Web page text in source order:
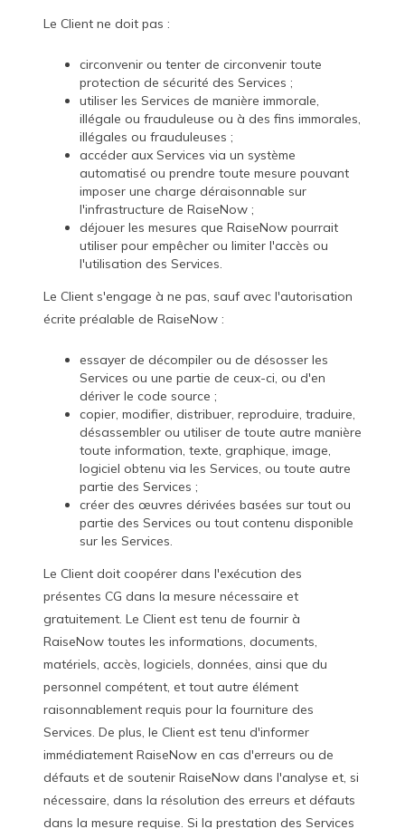
Le Client ne doit pas :
circonvenir ou tenter de circonvenir toute
protection de sécurité des Services ;
utiliser les Services de manière immorale,
illégale ou frauduleuse ou à des fins immorales,
illégales ou frauduleuses ;
accéder aux Services via un système
automatisé ou prendre toute mesure pouvant
imposer une charge déraisonnable sur
l'infrastructure de RaiseNow ;
déjouer les mesures que RaiseNow pourrait
utiliser pour empêcher ou limiter l'accès ou
l'utilisation des Services.
Le Client s'engage à ne pas, sauf avec l'autorisation
écrite préalable de RaiseNow :
essayer de décompiler ou de désosser les
Services ou une partie de ceux-ci, ou d'en
dériver le code source ;
copier, modifier, distribuer, reproduire, traduire,
désassembler ou utiliser de toute autre manière
toute information, texte, graphique, image,
logiciel obtenu via les Services, ou toute autre
partie des Services ;
créer des œuvres dérivées basées sur tout ou
partie des Services ou tout contenu disponible
sur les Services.
Le Client doit coopérer dans l'exécution des
présentes CG dans la mesure nécessaire et
gratuitement. Le Client est tenu de fournir à
RaiseNow toutes les informations, documents,
matériels, accès, logiciels, données, ainsi que du
personnel compétent, et tout autre élément
raisonnablement requis pour la fourniture des
Services. De plus, le Client est tenu d'informer
immédiatement RaiseNow en cas d'erreurs ou de
défauts et de soutenir RaiseNow dans l'analyse et, si
nécessaire, dans la résolution des erreurs et défauts
dans la mesure requise. Si la prestation des Services